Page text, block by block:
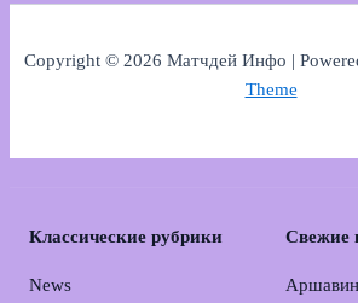
Copyright © 2026 Матчдей Инфо |
Theme
Классические рубрики
News
Свежие